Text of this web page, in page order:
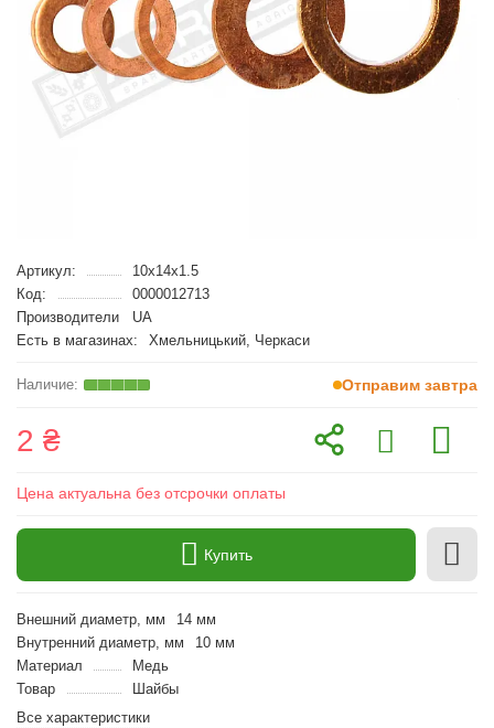
Артикул:
10x14x1.5
Код:
0000012713
Производители
UA
Есть в магазинах:
Хмельницький, Черкаси
Отправим завтра
2 ₴
Цена актуальна без отсрочки оплаты
Купить
Внешний диаметр, мм
14 мм
Внутренний диаметр, мм
10 мм
Материал
Медь
Товар
Шайбы
Все характеристики